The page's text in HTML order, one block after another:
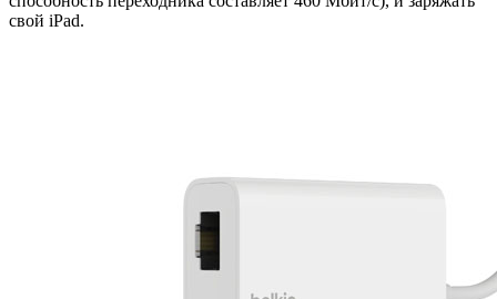
свой iPad.